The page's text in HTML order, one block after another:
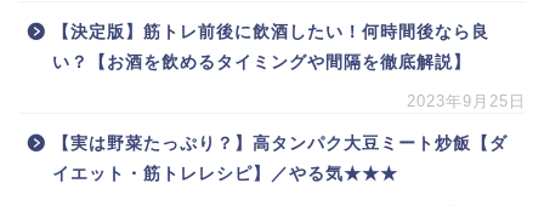
【決定版】筋トレ前後に飲酒したい！何時間後なら良
い？【お酒を飲めるタイミングや間隔を徹底解説】
2023年9月25日
【実は野菜たっぷり？】高タンパク大豆ミート炒飯【ダ
イエット・筋トレレシピ】／やる気★★★